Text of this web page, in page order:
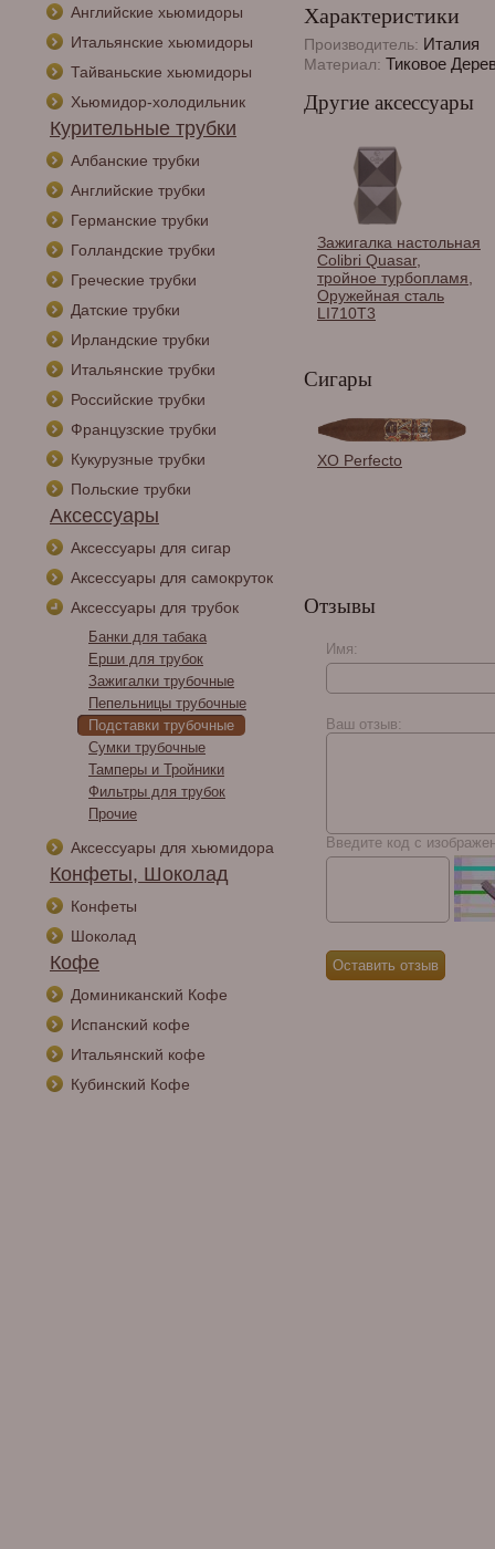
Английские хьюмидоры
Итальянские хьюмидоры
Тайваньские хьюмидоры
Хьюмидор-холодильник
Курительные трубки
Албанские трубки
Английские трубки
Германские трубки
Голландские трубки
Греческие трубки
Датские трубки
Ирландские трубки
Итальянские трубки
Российские трубки
Французские трубки
Кукурузные трубки
Польские трубки
Аксессуары
Аксессуары для сигар
Аксессуары для самокруток
Аксессуары для трубок
Банки для табака
Ерши для трубок
Зажигалки трубочные
Пепельницы трубочные
Подставки трубочные
Сумки трубочные
Тамперы и Тройники
Фильтры для трубок
Прочие
Аксессуары для хьюмидора
Конфеты, Шоколад
Конфеты
Шоколад
Кофе
Доминиканский Кофе
Испанский кофе
Итальянский кофе
Кубинский Кофе
Характеристики
Производитель: Италия
Материал: Тиковое
Другие аксессуары
Зажигалка настольная
Colibri Quasar,
тройное турбопламя,
Оружейная сталь
LI710T3
Пепельница сигарная
Сигары
XO Perfecto
Bossner Martin 20th
Anniversary Tube
Отзывы
Имя:
Ваш отзыв:
Введите код с